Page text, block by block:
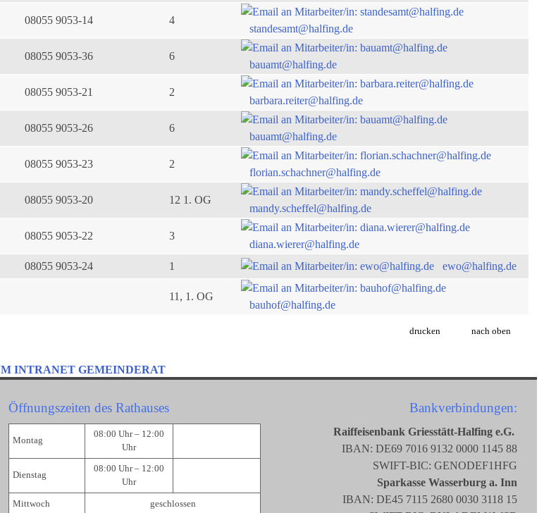
08055 9053-14 4
standesamt@halfing.de
08055 9053-36 6
bauamt@halfing.de
08055 9053-21 2
barbara.reiter@halfing.de
08055 9053-26 6
bauamt@halfing.de
08055 9053-23 2
florian.schachner@halfing.de
08055 9053-20 12 1. OG
mandy.scheffel@halfing.de
08055 9053-22 3
diana.wierer@halfing.de
08055 9053-24 1 ewo@halfing.de
11, 1. OG
bauhof@halfing.de
drucken nach oben
INTRANET GEMEINDERAT
Öffnungszeiten des Rathauses
Montag
08:00 Uhr – 12:00
Uhr
Dienstag
08:00 Uhr – 12:00
Uhr
Mittwoch geschlossen
Bankverbindungen:
Raiffeisenbank Griesstätt-Halfing e.G.
IBAN: DE69 7016 9132 0000 1145 88
SWIFT-BIC: GENODEF1HFG
Sparkasse Wasserburg a. Inn
IBAN: DE45 7115 2680 0030 3118 15